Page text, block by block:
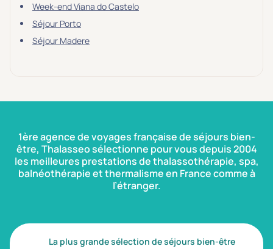
Week-end Viana do Castelo
Séjour Porto
Séjour Madere
1ère agence de voyages française de séjours bien-
être, Thalasseo sélectionne pour vous depuis 2004
les meilleures prestations de thalassothérapie, spa,
balnéothérapie et thermalisme en France comme à
l’étranger.
La plus grande sélection de séjours bien-être